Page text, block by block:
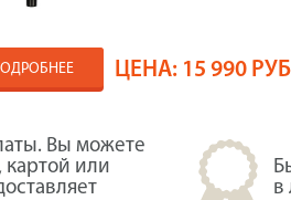
ЦЕНА: 15 990 РУБ
Вы можете
картой или
в